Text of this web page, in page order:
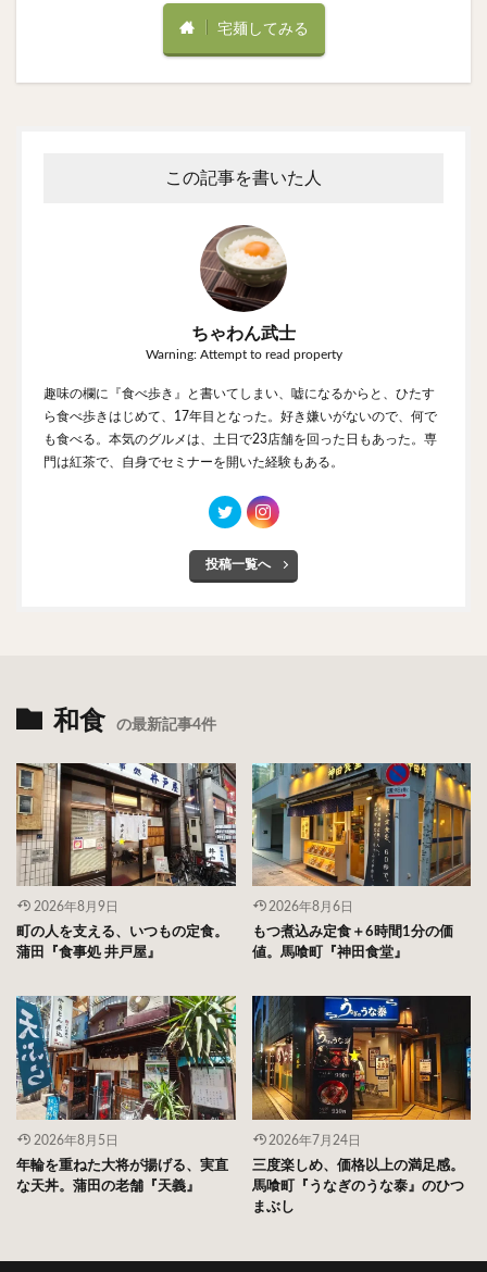
宅麺してみる
この記事を書いた人
ちゃわん武士
Warning: Attempt to read property
趣味の欄に『食べ歩き』と書いてしまい、嘘になるからと、ひたす
ら食べ歩きはじめて、17年目となった。好き嫌いがないので、何で
も食べる。本気のグルメは、土日で23店舗を回った日もあった。専
門は紅茶で、自身でセミナーを開いた経験もある。
投稿一覧へ
和食 の最新記事4件
2026年8月9日
町の人を支える、いつもの定食。
蒲田『食事処 井戸屋』
2026年8月6日
もつ煮込み定食＋6時間1分の価
値。馬喰町『神田食堂』
2026年8月5日
年輪を重ねた大将が揚げる、実直
な天丼。蒲田の老舗『天義』
2026年7月24日
三度楽しめ、価格以上の満足感。
馬喰町『うなぎのうな泰』のひつ
まぶし